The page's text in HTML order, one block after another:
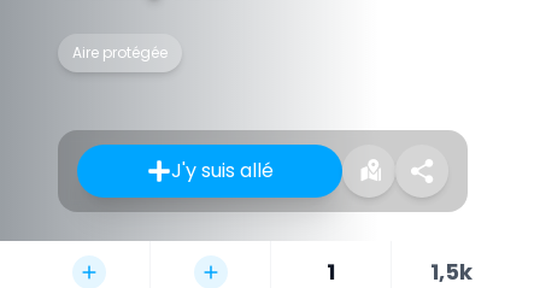
Aire protégée
J'y suis allé
1 1,5k